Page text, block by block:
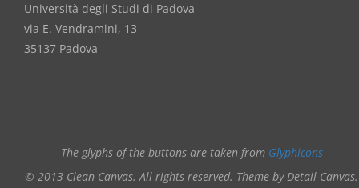
Università degli Studi di Padova
via E. Vendramini, 13
35137 Padova
The glyphs of the buttons are taken from Glyphicons
© 2013 Clean Canvas. All rights reserved. Theme by Detail Canvas.